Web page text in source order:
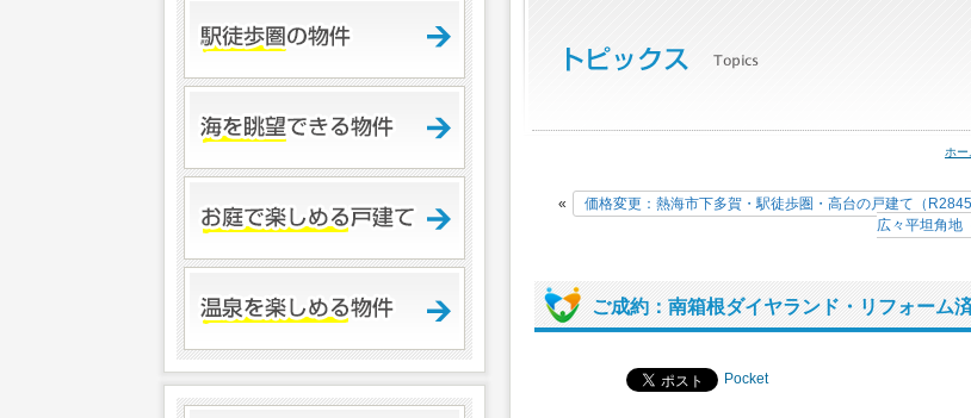
ホー
« 価格変更：熱海市下多賀・駅徒歩圏・高台の戸建て（R2845
広々平坦角地
ご成約：南箱根ダイヤランド・リフォーム
Pocket